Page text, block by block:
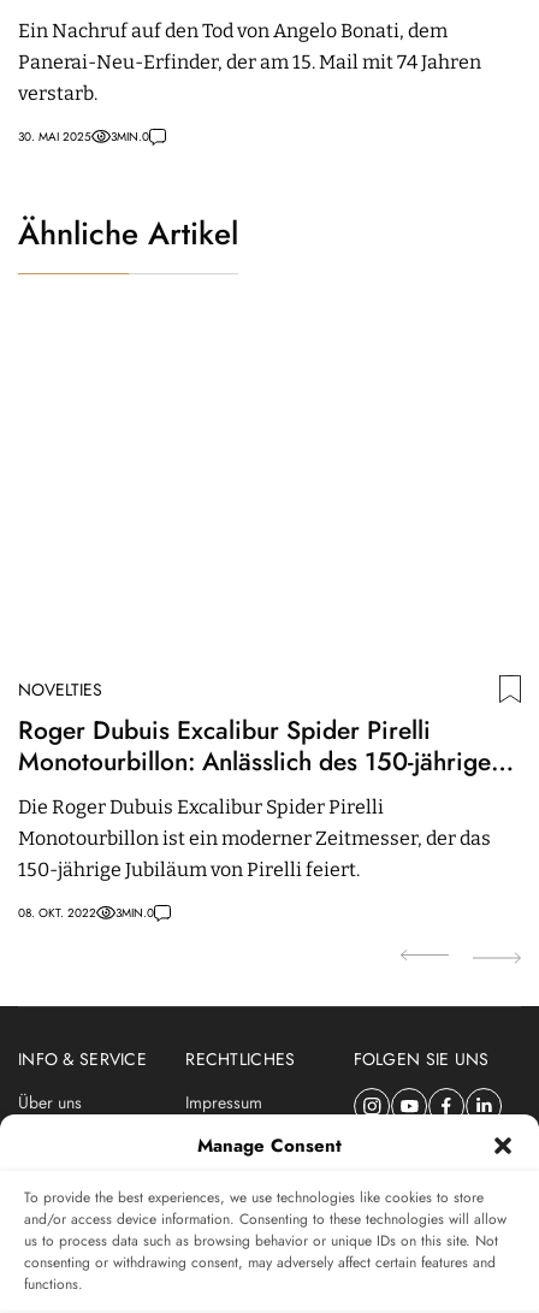
Manage Consent
To provide the best experiences, we use technologies like cookies to store
and/or access device information. Consenting to these technologies will allow
us to process data such as browsing behavior or unique IDs on this site. Not
consenting or withdrawing consent, may adversely affect certain features and
functions.
Ein Nachruf auf den Tod von Angelo Bonati, dem
Panerai-Neu-Erfinder, der am 15. Mail mit 74 Jahren
verstarb.
30. MAI 2025 3MIN.0
Ähnliche Artikel
NOVELTIES
Roger Dubuis Excalibur Spider Pirelli
Monotourbillon: Anlässlich des 150-jährigen
Jubiläums von Pirelli
Die Roger Dubuis Excalibur Spider Pirelli
Monotourbillon ist ein moderner Zeitmesser, der das
150-jährige Jubiläum von Pirelli feiert.
08. OKT. 2022 3MIN.0
INFO & SERVICE
Über uns
RECHTLICHES
Impressum
Datenschutzerklärung
FOLGEN SIE UNS
ABONNIEREN SIE DEN SWISSWATCHES NEWSLETTER
Das unabhängige Magazin für Uhren-Connaisseurs